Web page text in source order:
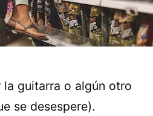
la guitarra o algún otro
se desespere).